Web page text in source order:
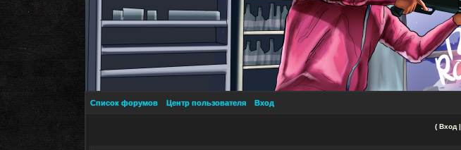
Список форумов Центр пользователя Вход
( Вход |